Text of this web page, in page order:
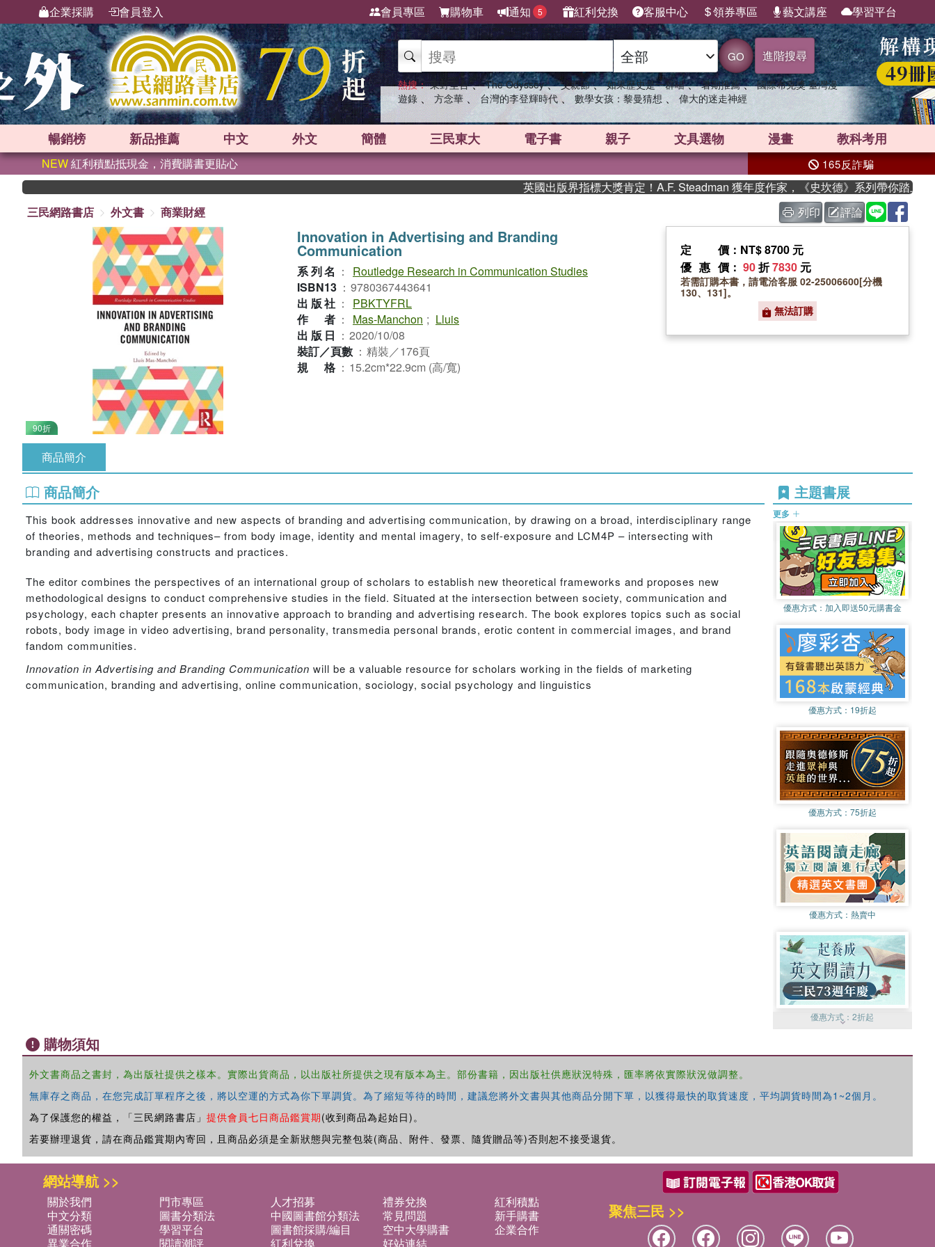
企業採購 會員登入 會員專區 購物車 通知 5 紅利兌換 客服中心 領券專區 藝文講座 學習平台
GO 進階搜尋
熱搜： 東野圭吾 、 The Odyssey 、 父親節 、 如果歷史是一群喵 、 暑期推薦 、 國際布克獎 臺灣漫
遊錄 、 方念華 、 台灣的李登輝時代 、 數學女孩：黎曼猜想 、 偉大的迷走神經
暢銷榜 新品推薦 中文 外文 簡體 三民東大 電子書 親子 文具選物 漫畫 教科考用
NEW紅利積點抵現金，消費購書更貼心 165反詐騙
英國出版界指標大獎肯定！A.F. Steadman 獲年度作家，《史坎德》系列帶你踏上熱血奇
三民網路書店
外文書 商業財經 列印 評論
90折
Innovation in Advertising and Branding
Communication
系列名 ：
Routledge Research in Communication Studies
ISBN13 ： 9780367443641
出版社 ：
PBKTYFRL
作者 ： Mas-Manchon ; Lluis
出版日 ： 2020/10/08
裝訂／頁數 ： 精裝／176頁
規格 ： 15.2cm*22.9cm (高/寬)
定價 ：NT$ 8700 元
優惠價 ： 90折7830 元
若需訂購本書，請電洽客服 02-25006600[分機
130、131]。
無法訂購
商品簡介
商品簡介
This book addresses innovative and new aspects of branding and advertising communication, by drawing on a broad, interdisciplinary range
of theories, methods and techniques– from body image, identity and mental imagery, to self-exposure and LCM4P – intersecting with
branding and advertising constructs and practices.
The editor combines the perspectives of an international group of scholars to establish new theoretical frameworks and proposes new
methodological designs to conduct comprehensive studies in the field. Situated at the intersection between society, communication and
psychology, each chapter presents an innovative approach to branding and advertising research. The book explores topics such as social
robots, body image in video advertising, brand personality, transmedia personal brands, erotic content in commercial images, and brand
fandom communities.
Innovation in Advertising and Branding Communication will be a valuable resource for scholars working in the fields of marketing
communication, branding and advertising, online communication, sociology, social psychology and linguistics
主題書展
更多
優惠方式： 加入即送50元購書金
優惠方式： 19折起
優惠方式： 75折起
優惠方式： 熱賣中
優惠方式：2折起
購物須知
外文書商品之書封，為出版社提供之樣本。實際出貨商品，以出版社所提供之現有版本為主。部份書籍，因出版社供應狀況特殊，匯率將依實際狀況做調整。
無庫存之商品，在您完成訂單程序之後，將以空運的方式為你下單調貨。為了縮短等待的時間，建議您將外文書與其他商品分開下單，以獲得最快的取貨速度，平均調貨時間為1~2個月。
為了保護您的權益，「三民網路書店」 提供會員七日商品鑑賞期(收到商品為起始日)。
若要辦理退貨，請在商品鑑賞期內寄回，且商品必須是全新狀態與完整包裝(商品、附件、發票、隨貨贈品等)否則恕不接受退貨。
網站導航 >>
關於我們 門市專區 人才招募 禮券兌換
紅利積點
中文分類
圖書分類法 中國圖書館分類法 常見問題
新手購書
通關密碼
學習平台 圖書館採購/編目 空中大學購書
企業合作
異業合作
閱讀潮評 紅利兌換 好站連結
聚焦三民 >>